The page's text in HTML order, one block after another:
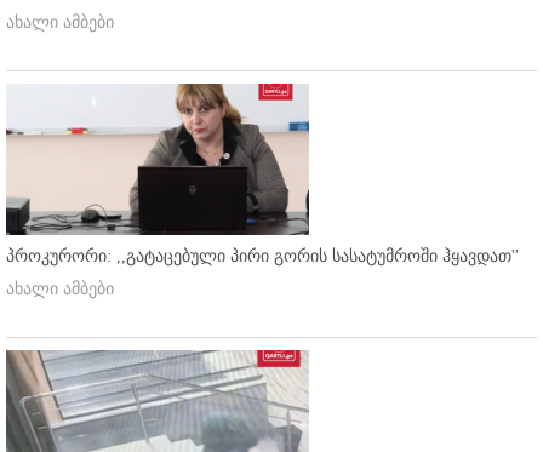
ახალი ამბები
პროკურორი: ,,გატაცებული პირი გორის სასატუმროში ჰყავდათ''
ახალი ამბები